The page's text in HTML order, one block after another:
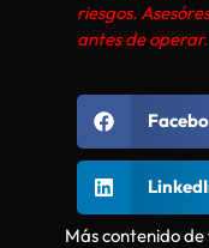
riesgos.
antes de operar.
Más contenido